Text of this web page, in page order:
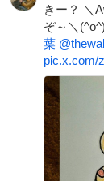
きー？ ＼
ぞ～＼
葉
pic.x.com/